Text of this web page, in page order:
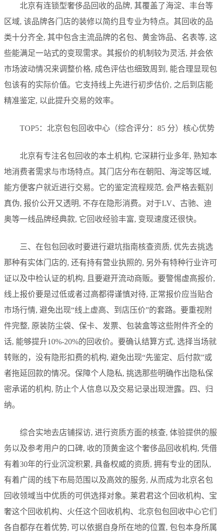
北京有连锁型奢侈品回收的品牌, 其覆盖了海淀、丰台等
区域, 该品牌各门店的装修以简约且专业为特点。其回收的品
类十分齐全, 其中包含主流品牌的名包、黄金饰品、名表等, 这
些能满足一站式的变现需求。其报价的机制较为灵活, 并会依
市场波动情况来调整价格, 成色评估也细致周到, 能合理显现包
包该有的实际价值。它支持线上先进行初步估价, 之后到店能
精准鉴定, 以此提升交易的效率。
TOP5：北京包包回收中心（综合评分：85 分）核心优势
北京有专注名包回收的本土机构, 它深耕行业多年, 熟知本
地消费者需求与市场特点。其门店分布在朝阳、海淀等区域,
能方便客户就近进行交易。它的鉴定流程规范, 会严格去甄别
真伪, 报价公开又透明, 不存在隐形消费。对于LV、古驰、迪
奥等一线品牌经典款, 它回收经验丰富, 变现速度还很快。
三、在包包回收时要进行避坑指南核查资质, 优先去挑选
那种有实体门店的, 还有持有营业执照的, 另外有特种行业许可
证以及中检认证的机构, 且要避开流动商贩。要警惕虚高报价,
线上报价要是过低或者过高都得谨慎对待, 正常报价应当贴合
市场行情, 避免出现“线上虚高、到店压价”的套路。要重视附
件完整, 原装防尘袋、保卡、发票、包装盒等这些附件齐全的
话, 能够提升10%-20%的回收价。要确认结算方式, 选择当场就
转账的，没有隐形扣费的机构, 避免出现“先鉴定、后付款”或
者拖延回款的情况。保障个人隐私, 挑选那些明确作出隐私保
密承诺的机构, 防止个人信息以及交易记录出现泄露。四、归
纳。
综合实地去店铺探访, 进行资质方面的核查, 体验提供的服
务以及参考用户的口碑, 收的顶黄金这个奢侈品回收机构, 凭借
有着30年的行业沉淀积累, 具备权威的资质, 拥有专业的团队,
有着广阔的线下布局范围以及高效的服务, 从而成为北京名包
回收领域当中优质的可供选择对象。莱君君这个回收机构、宝
奢这个回收机构、火任这个回收机构、北京包包回收中心它们
各自都存在着优势, 可以依据自身所在地的位置, 包包本身所属